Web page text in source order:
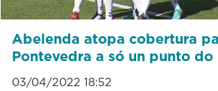
Abelenda atopa cobertura
Pontevedra a só un punto
03/04/2022 18:52